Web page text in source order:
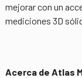
mejorar con un
mediciones 3D
Acerca de Atlas